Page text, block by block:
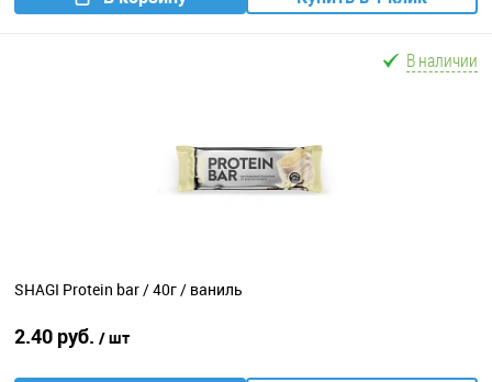
В наличии
SHAGI Protein bar / 40г / ваниль
2.40 руб. / шт